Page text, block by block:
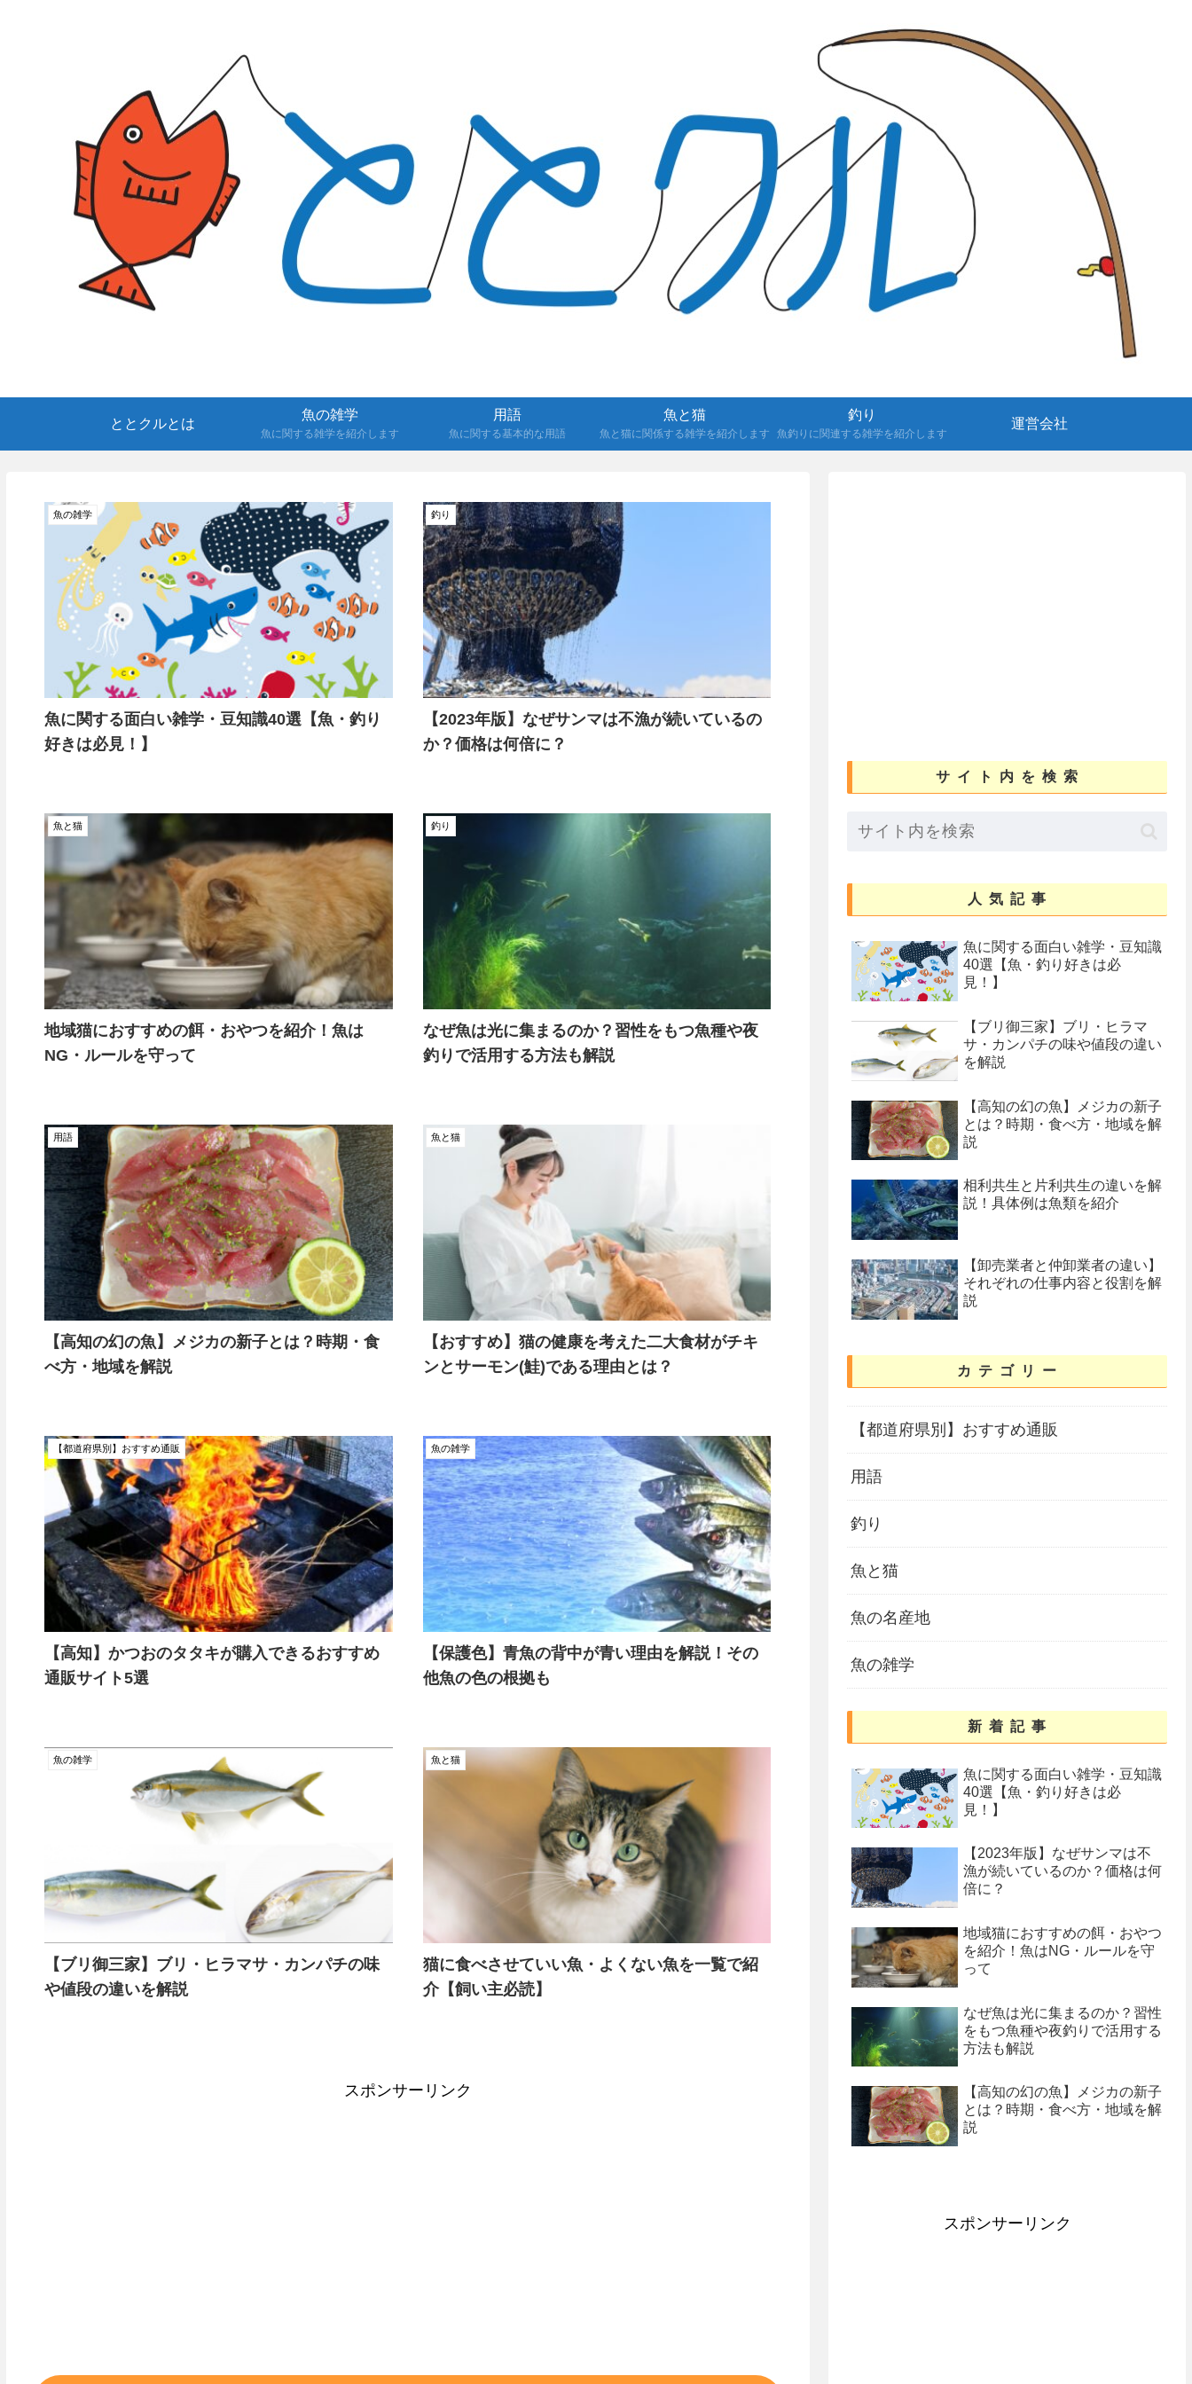
ととクルとは
魚の雑学
魚に関する雑学を紹介します
用語
魚に関する基本的な用語
魚と猫
魚と猫に関係する雑学を紹介します
釣り
魚釣りに関連する雑学を紹介します
運営会社
魚の雑学
魚に関する面白い雑学・豆知識40選【魚・釣り
好きは必見！】
釣り
【2023年版】なぜサンマは不漁が続いているの
か？価格は何倍に？
魚と猫
地域猫におすすめの餌・おやつを紹介！魚は
NG・ルールを守って
釣り
なぜ魚は光に集まるのか？習性をもつ魚種や夜
釣りで活用する方法も解説
用語
【高知の幻の魚】メジカの新子とは？時期・食
べ方・地域を解説
魚と猫
【おすすめ】猫の健康を考えた二大食材がチキ
ンとサーモン(鮭)である理由とは？
【都道府県別】おすすめ通販
【高知】かつおのタタキが購入できるおすすめ
通販サイト5選
魚の雑学
【保護色】青魚の背中が青い理由を解説！その
他魚の色の根拠も
魚の雑学
【ブリ御三家】ブリ・ヒラマサ・カンパチの味
や値段の違いを解説
魚と猫
猫に食べさせていい魚・よくない魚を一覧で紹
介【飼い主必読】
スポンサーリンク
サイト内を検索
人気記事
魚に関する面白い雑学・豆知識
40選【魚・釣り好きは必
見！】
【ブリ御三家】ブリ・ヒラマ
サ・カンパチの味や値段の違い
を解説
【高知の幻の魚】メジカの新子
とは？時期・食べ方・地域を解
説
相利共生と片利共生の違いを解
説！具体例は魚類を紹介
【卸売業者と仲卸業者の違い】
それぞれの仕事内容と役割を解
説
カテゴリー
【都道府県別】おすすめ通販
用語
釣り
魚と猫
魚の名産地
魚の雑学
新着記事
魚に関する面白い雑学・豆知識
40選【魚・釣り好きは必
見！】
【2023年版】なぜサンマは不
漁が続いているのか？価格は何
倍に？
地域猫におすすめの餌・おやつ
を紹介！魚はNG・ルールを守
って
なぜ魚は光に集まるのか？習性
をもつ魚種や夜釣りで活用する
方法も解説
【高知の幻の魚】メジカの新子
とは？時期・食べ方・地域を解
説
スポンサーリンク